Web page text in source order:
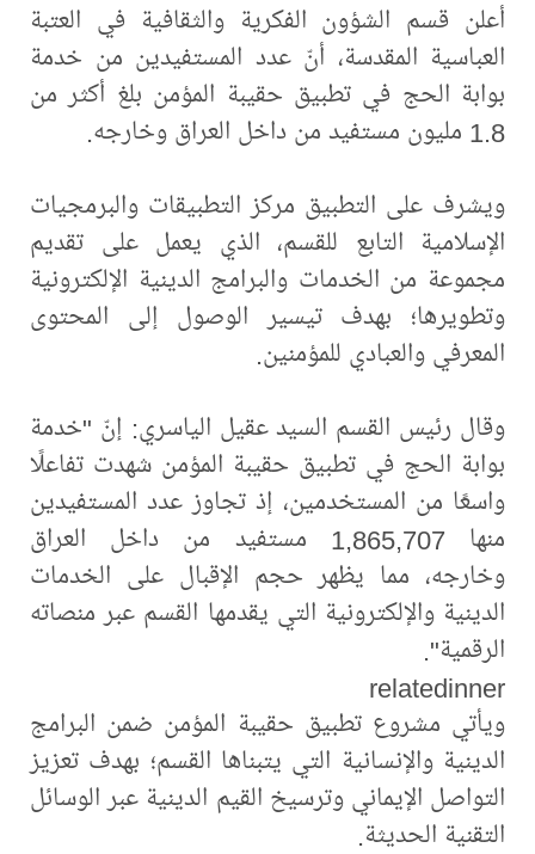
أعلن قسم الشؤون الفكرية والثقافية في العتبة
العباسية المقدسة، أنّ عدد المستفيدين من خدمة
بوابة الحج في تطبيق حقيبة المؤمن بلغ أكثر من
1.8 مليون مستفيد من داخل العراق وخارجه.
ويشرف على التطبيق مركز التطبيقات والبرمجيات
الإسلامية التابع للقسم، الذي يعمل على تقديم
مجموعة من الخدمات والبرامج الدينية الإلكترونية
وتطويرها؛ بهدف تيسير الوصول إلى المحتوى
المعرفي والعبادي للمؤمنين.
وقال رئيس القسم السيد عقيل الياسري: إنّ "خدمة
بوابة الحج في تطبيق حقيبة المؤمن شهدت تفاعلًا
واسعًا من المستخدمين، إذ تجاوز عدد المستفيدين
منها 1,865,707 مستفيد من داخل العراق
وخارجه، مما يظهر حجم الإقبال على الخدمات
الدينية والإلكترونية التي يقدمها القسم عبر منصاته
الرقمية".
relatedinner
ويأتي مشروع تطبيق حقيبة المؤمن ضمن البرامج
الدينية والإنسانية التي يتبناها القسم؛ بهدف تعزيز
التواصل الإيماني وترسيخ القيم الدينية عبر الوسائل
التقنية الحديثة.